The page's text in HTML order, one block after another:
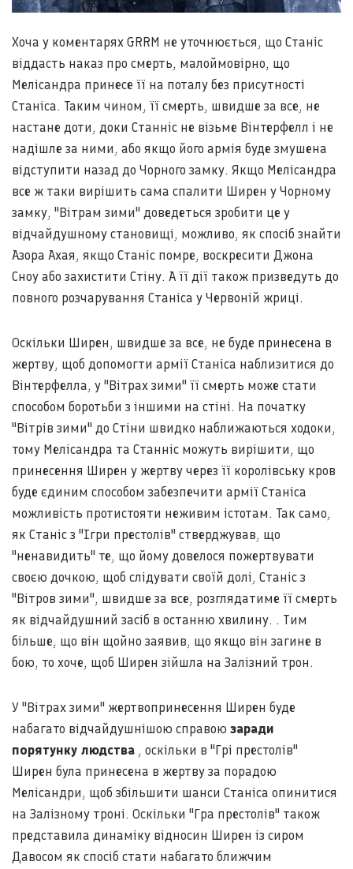
Хоча у коментарях GRRM не уточнюється, що Станіс
віддасть наказ про смерть, малоймовірно, що
Мелісандра принесе її на поталу без присутності
Станіса. Таким чином, її смерть, швидше за все, не
настане доти, доки Станніс не візьме Вінтерфелл і не
надішле за ними, або якщо його армія буде змушена
відступити назад до Чорного замку. Якщо Мелісандра
все ж таки вирішить сама спалити Ширен у Чорному
замку, "Вітрам зими" доведеться зробити це у
відчайдушному становищі, можливо, як спосіб знайти
Азора Ахая, якщо Станіс помре, воскресити Джона
Сноу або захистити Стіну. А її дії також призведуть до
повного розчарування Станіса у Червоній жриці.
Оскільки Ширен, швидше за все, не буде принесена в
жертву, щоб допомогти армії Станіса наблизитися до
Вінтерфелла, у "Вітрах зими" її смерть може стати
способом боротьби з іншими на стіні. На початку
"Вітрів зими" до Стіни швидко наближаються ходоки,
тому Мелісандра та Станніс можуть вирішити, що
принесення Ширен у жертву через її королівську кров
буде єдиним способом забезпечити армії Станіса
можливість протистояти неживим істотам. Так само,
як Станіс з "Ігри престолів" стверджував, що
"ненавидить" те, що йому довелося пожертвувати
своєю дочкою, щоб слідувати своїй долі, Станіс з
"Вітров зими", швидше за все, розглядатиме її смерть
як відчайдушний засіб в останню хвилину. . Тим
більше, що він щойно заявив, що якщо він загине в
бою, то хоче, щоб Ширен зійшла на Залізний трон.
У "Вітрах зими" жертвопринесення Ширен буде
набагато відчайдушнішою справою заради
порятунку людства , оскільки в "Грі престолів"
Ширен була принесена в жертву за порадою
Мелісандри, щоб збільшити шанси Станіса опинитися
на Залізному троні. Оскільки "Гра престолів" також
представила динаміку відносин Ширен із сиром
Давосом як спосіб стати набагато ближчим